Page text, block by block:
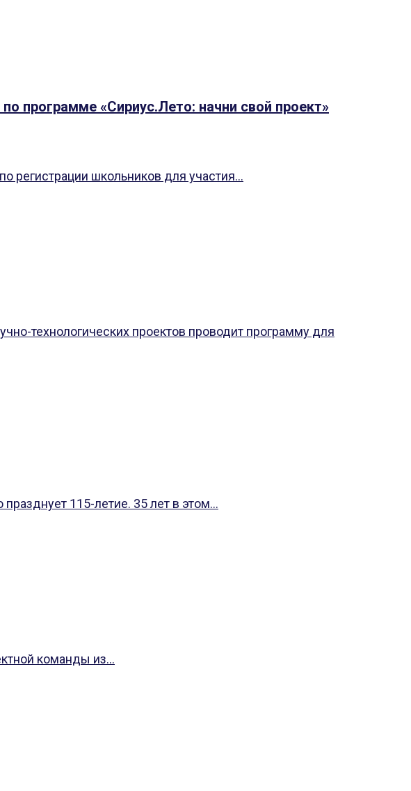
программе «Сириус.Лето: начни свой проект»
регистрации школьников для участия...
технологических проектов проводит программу для
115-летие. 35 лет в этом...
команды из...